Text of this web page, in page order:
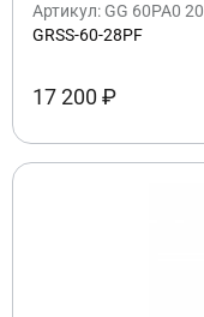
Артикул: GG 60PA0 20
GRSS-60-28PF
17 200 ₽